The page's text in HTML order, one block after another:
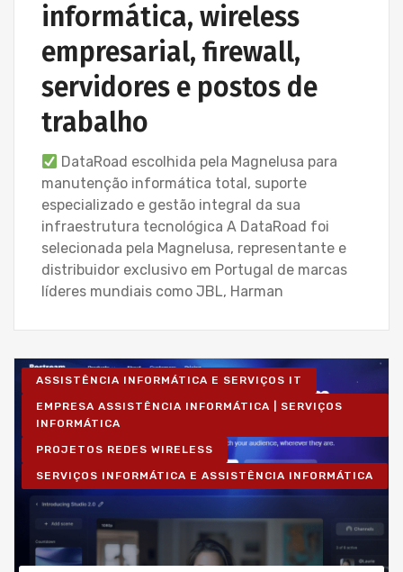
informática, wireless
empresarial, firewall,
servidores e postos de
trabalho
DataRoad escolhida pela Magnelusa para
manutenção informática total, suporte
especializado e gestão integral da sua
infraestrutura tecnológica A DataRoad foi
selecionada pela Magnelusa, representante e
distribuidor exclusivo em Portugal de marcas
líderes mundiais como JBL, Harman
ASSISTÊNCIA INFORMÁTICA E SERVIÇOS IT
EMPRESA ASSISTÊNCIA INFORMÁTICA | SERVIÇOS
INFORMÁTICA
PROJETOS REDES WIRELESS
SERVIÇOS INFORMÁTICA E ASSISTÊNCIA INFORMÁTICA